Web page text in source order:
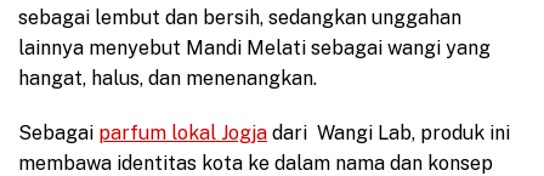
sebagai lembut dan bersih, sedangkan unggahan
lainnya menyebut Mandi Melati sebagai wangi yang
hangat, halus, dan menenangkan.
Sebagai parfum lokal Jogja dari Wangi Lab, produk ini
membawa identitas kota ke dalam nama dan konsep